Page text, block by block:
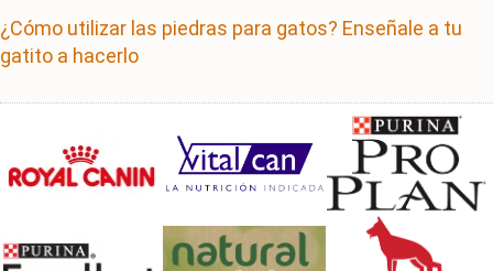
¿Cómo utilizar las piedras para gatos? Enseñale a tu
gatito a hacerlo